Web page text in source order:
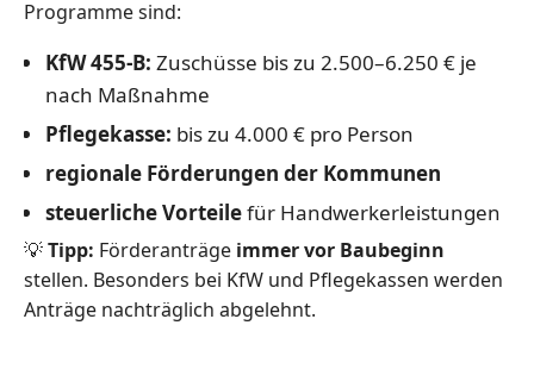
Programme sind:
KfW 455-B: Zuschüsse bis zu 2.500–6.250 € je
nach Maßnahme
Pflegekasse: bis zu 4.000 € pro Person
regionale Förderungen der Kommunen
steuerliche Vorteilefür Handwerkerleistungen
💡Tipp: Förderanträge immer vor Baubeginn
stellen. Besonders bei KfW und Pflegekassen werden
Anträge nachträglich abgelehnt.